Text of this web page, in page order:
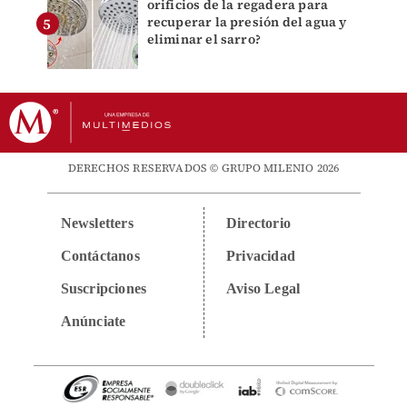
orificios de la regadera para
recuperar la presión del agua y
eliminar el sarro?
DERECHOS RESERVADOS © GRUPO MILENIO 2026
Newsletters
Contáctanos
Suscripciones
Anúnciate
Directorio
Privacidad
Aviso Legal